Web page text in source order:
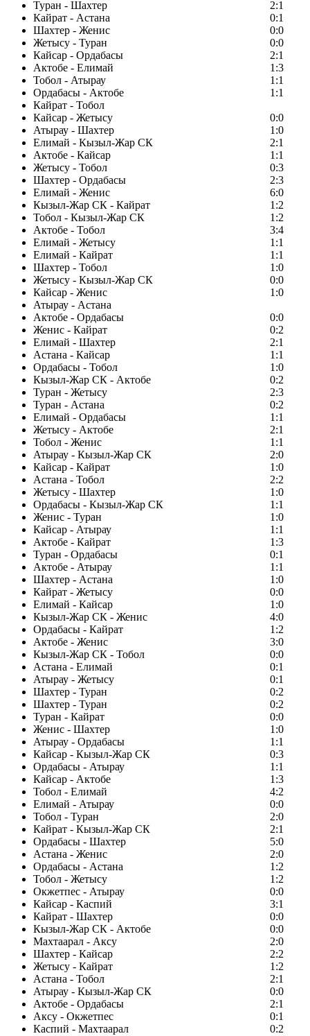
Туран - Шахтер
2:1
Кайрат - Астана
0:1
Шахтер - Женис
0:0
Жетысу - Туран
0:0
Кайсар - Ордабасы
2:1
Актобе - Елимай
1:3
Тобол - Атырау
1:1
Ордабасы - Актобе
1:1
Кайрат - Тобол
Кайсар - Жетысу
0:0
Атырау - Шахтер
1:0
Елимай - Кызыл-Жар СК
2:1
Актобе - Кайсар
1:1
Жетысу - Тобол
0:3
Шахтер - Ордабасы
2:3
Елимай - Женис
6:0
Кызыл-Жар СК - Кайрат
1:2
Тобол - Кызыл-Жар СК
1:2
Актобе - Тобол
3:4
Елимай - Жетысу
1:1
Елимай - Кайрат
1:1
Шахтер - Тобол
1:0
Жетысу - Кызыл-Жар СК
0:0
Кайсар - Женис
1:0
Атырау - Астана
Актобе - Ордабасы
0:0
Женис - Кайрат
0:2
Елимай - Шахтер
2:1
Астана - Кайсар
1:1
Ордабасы - Тобол
1:0
Кызыл-Жар СК - Актобе
0:2
Туран - Жетысу
2:3
Туран - Астана
0:2
Елимай - Ордабасы
1:1
Жетысу - Актобе
2:1
Тобол - Женис
1:1
Атырау - Кызыл-Жар СК
2:0
Кайсар - Кайрат
1:0
Астана - Тобол
2:2
Жетысу - Шахтер
1:0
Ордабасы - Кызыл-Жар СК
1:1
Женис - Туран
1:0
Кайсар - Атырау
1:1
Актобе - Кайрат
1:3
Туран - Ордабасы
0:1
Актобе - Атырау
1:1
Шахтер - Астана
1:0
Кайрат - Жетысу
0:0
Елимай - Кайсар
1:0
Кызыл-Жар СК - Женис
4:0
Ордабасы - Кайрат
1:2
Актобе - Женис
3:0
Кызыл-Жар СК - Тобол
0:0
Астана - Елимай
0:1
Атырау - Жетысу
0:1
Шахтер - Туран
0:2
Шахтер - Туран
0:2
Туран - Кайрат
0:0
Женис - Шахтер
1:0
Атырау - Ордабасы
1:1
Кайсар - Кызыл-Жар СК
0:3
Ордабасы - Атырау
1:1
Кайсар - Актобе
1:3
Тобол - Елимай
4:2
Елимай - Атырау
0:0
Тобол - Туран
2:0
Кайрат - Кызыл-Жар СК
2:1
Ордабасы - Шахтер
5:0
Астана - Женис
2:0
Ордабасы - Астана
1:2
Тобол - Жетысу
1:2
Окжетпес - Атырау
0:0
Кайсар - Каспий
3:1
Кайрат - Шахтер
0:0
Кызыл-Жар СК - Актобе
0:0
Махтаарал - Аксу
2:0
Шахтер - Кайсар
2:2
Жетысу - Кайрат
1:2
Астана - Тобол
2:1
Атырау - Кызыл-Жар СК
0:0
Актобе - Ордабасы
2:1
Аксу - Окжетпес
0:1
Каспий - Махтаарал
0:2